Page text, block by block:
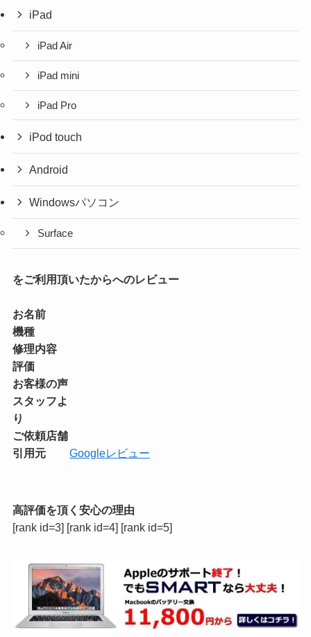
iPad
iPad Air
iPad mini
iPad Pro
iPod touch
Android
Windowsパソコン
Surface
をご利用頂いたからへのレビュー
お名前
機種
修理内容
評価
お客様の声
スタッフよ
り
ご依頼店舗
引用元
Googleレビュー
高評価を頂く安心の理由
[rank id=3] [rank id=4] [rank id=5]